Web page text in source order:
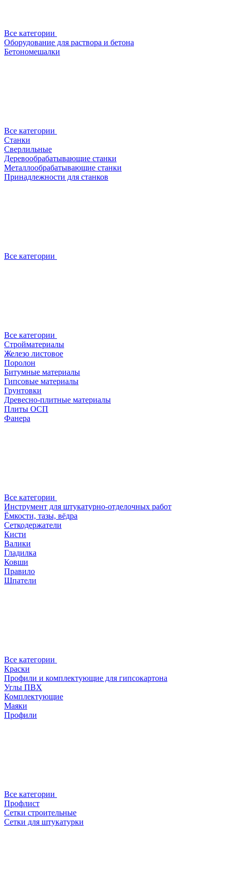
Все категории
Оборудование для раствора и бетона
Бетономешалки
Все категории
Станки
Сверлильные
Деревообрабатывающие станки
Металлообрабатывающие станки
Принадлежности для станков
Все категории
Все категории
Стройматериалы
Железо листовое
Поролон
Битумные материалы
Гипсовые материалы
Грунтовки
Древесно-плитные материалы
Плиты ОСП
Фанера
Все категории
Инструмент для штукатурно-отделочных работ
Ёмкости, тазы, вёдра
Сеткодержатели
Кисти
Валики
Гладилка
Ковши
Правило
Шпатели
Все категории
Краски
Профили и комплектующие для гипсокартона
Углы ПВХ
Комплектующие
Маяки
Профили
Все категории
Профлист
Сетки строительные
Сетки для штукатурки